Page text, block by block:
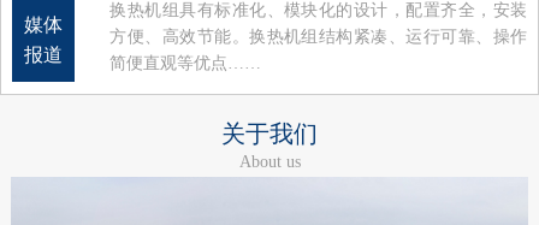
媒体
报道
换热机组具有标准化、模块化的设计，配置齐全，安装
方便、高效节能。换热机组结构紧凑、运行可靠、操作
简便直观等优点……
关于我们
About us